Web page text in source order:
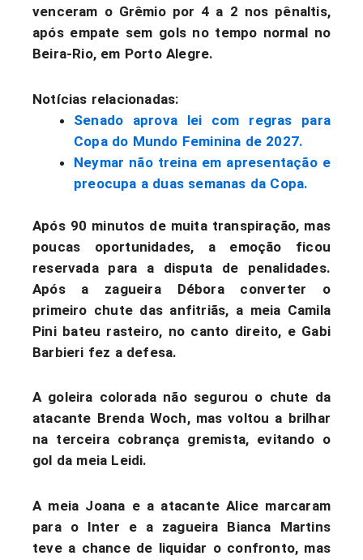
venceram o Grêmio por 4 a 2 nos pênaltis,
após empate sem gols no tempo normal no
Beira-Rio, em Porto Alegre.
Notícias relacionadas:
Senado aprova lei com regras para
Copa do Mundo Feminina de 2027.
Neymar não treina em apresentação e
preocupa a duas semanas da Copa.
Após 90 minutos de muita transpiração, mas
poucas oportunidades, a emoção ficou
reservada para a disputa de penalidades.
Após a zagueira Débora converter o
primeiro chute das anfitriãs, a meia Camila
Pini bateu rasteiro, no canto direito, e Gabi
Barbieri fez a defesa.
A goleira colorada não segurou o chute da
atacante Brenda Woch, mas voltou a brilhar
na terceira cobrança gremista, evitando o
gol da meia Leidi.
A meia Joana e a atacante Alice marcaram
para o Inter e a zagueira Bianca Martins
teve a chance de liquidar o confronto, mas